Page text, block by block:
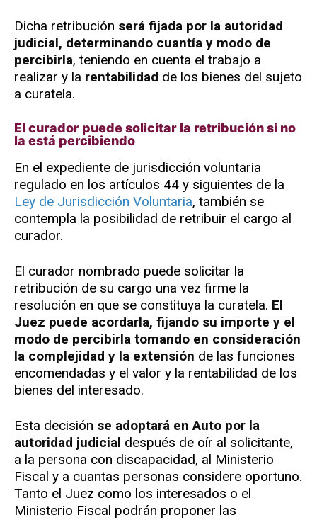
Dicha retribución será fijada por la autoridad
judicial, determinando cuantía y modo de
percibirla, teniendo en cuenta el trabajo a
realizar y la rentabilidad de los bienes del sujeto
a curatela.
El curador puede solicitar la retribución si no
la está percibiendo
En el expediente de jurisdicción voluntaria
regulado en los artículos 44 y siguientes de la
Ley de Jurisdicción Voluntaria, también se
contempla la posibilidad de retribuir el cargo al
curador.
El curador nombrado puede solicitar la
retribución de su cargo una vez firme la
resolución en que se constituya la curatela. El
Juez puede acordarla, fijando su importe y el
modo de percibirla tomando en consideración
la complejidad y la extensión de las funciones
encomendadas y el valor y la rentabilidad de los
bienes del interesado.
Esta decisión se adoptará en Auto por la
autoridad judicial después de oír al solicitante,
a la persona con discapacidad, al Ministerio
Fiscal y a cuantas personas considere oportuno.
Tanto el Juez como los interesados o el
Ministerio Fiscal podrán proponer las